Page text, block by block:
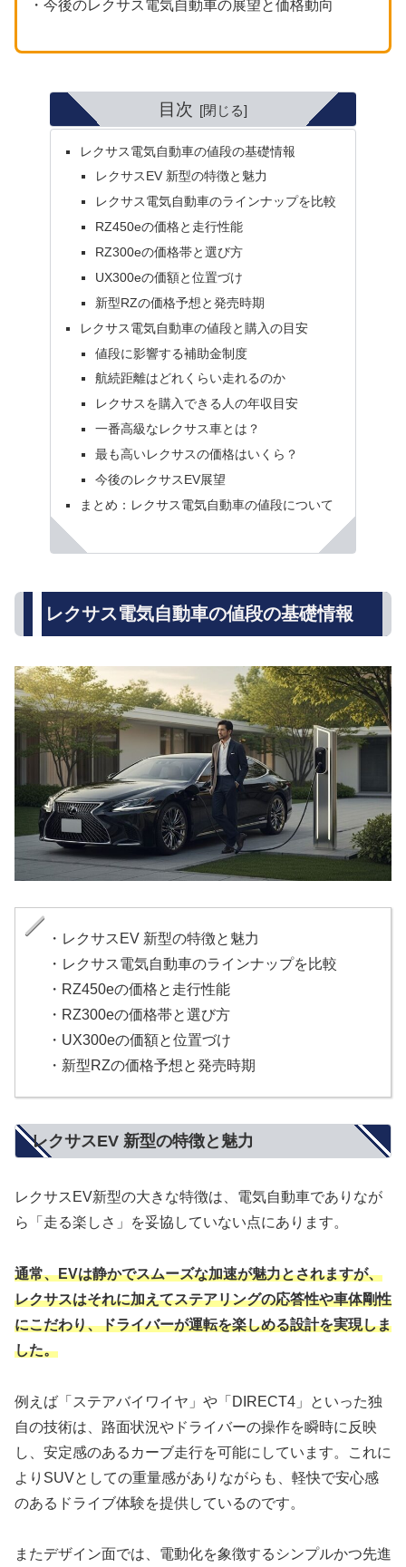
・今後のレクサス電気自動車の展望と価格動向
目次
レクサス電気自動車の値段の基礎情報
レクサスEV 新型の特徴と魅力
レクサス電気自動車のラインナップを比較
RZ450eの価格と走行性能
RZ300eの価格帯と選び方
UX300eの価額と位置づけ
新型RZの価格予想と発売時期
レクサス電気自動車の値段と購入の目安
値段に影響する補助金制度
航続距離はどれくらい走れるのか
レクサスを購入できる人の年収目安
一番高級なレクサス車とは？
最も高いレクサスの価格はいくら？
今後のレクサスEV展望
まとめ：レクサス電気自動車の値段について
レクサス電気自動車の値段の基礎情報
・レクサスEV 新型の特徴と魅力
・レクサス電気自動車のラインナップを比較
・RZ450eの価格と走行性能
・RZ300eの価格帯と選び方
・UX300eの価額と位置づけ
・新型RZの価格予想と発売時期
レクサスEV 新型の特徴と魅力
レクサスEV新型の大きな特徴は、電気自動車でありなが
ら「走る楽しさ」を妥協していない点にあります。
通常、EVは静かでスムーズな加速が魅力とされますが、
レクサスはそれに加えてステアリングの応答性や車体剛性
にこだわり、ドライバーが運転を楽しめる設計を実現しま
した。
例えば「ステアバイワイヤ」や「DIRECT4」といった独
自の技術は、路面状況やドライバーの操作を瞬時に反映
し、安定感のあるカーブ走行を可能にしています。これに
よりSUVとしての重量感がありながらも、軽快で安心感
のあるドライブ体験を提供しているのです。
またデザイン面では、電動化を象徴するシンプルかつ先進